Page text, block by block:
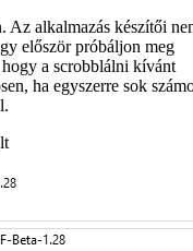
Az alkalmazás készítői
először próbáljon meg
a scrobblálni kívánt
ha egyszerre sok